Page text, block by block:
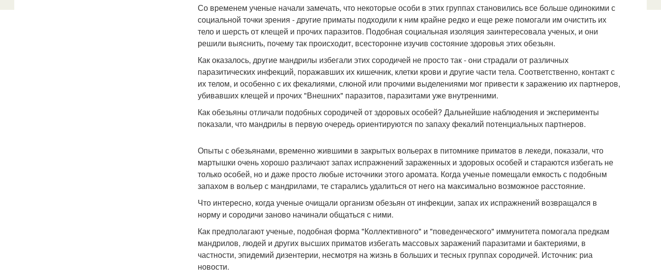
Со временем ученые начали замечать, что некоторые особи в этих группах становились все больше одинокими с
социальной точки зрения - другие приматы подходили к ним крайне редко и еще реже помогали им очистить их
тело и шерсть от клещей и прочих паразитов. Подобная социальная изоляция заинтересовала ученых, и они
решили выяснить, почему так происходит, всесторонне изучив состояние здоровья этих обезьян.
Как оказалось, другие мандрилы избегали этих сородичей не просто так - они страдали от различных
паразитических инфекций, поражавших их кишечник, клетки крови и другие части тела. Соответственно, контакт с
их телом, и особенно с их фекалиями, слюной или прочими выделениями мог привести к заражению их партнеров,
убивавших клещей и прочих "Внешних" паразитов, паразитами уже внутренними.
Как обезьяны отличали подобных сородичей от здоровых особей? Дальнейшие наблюдения и эксперименты
показали, что мандрилы в первую очередь ориентируются по запаху фекалий потенциальных партнеров.
Опыты с обезьянами, временно жившими в закрытых вольерах в питомнике приматов в лекеди, показали, что
мартышки очень хорошо различают запах испражнений зараженных и здоровых особей и стараются избегать не
только особей, но и даже просто любые источники этого аромата. Когда ученые помещали емкость с подобным
запахом в вольер с мандрилами, те старались удалиться от него на максимально возможное расстояние.
Что интересно, когда ученые очищали организм обезьян от инфекции, запах их испражнений возвращался в
норму и сородичи заново начинали общаться с ними.
Как предполагают ученые, подобная форма "Коллективного" и "поведенческого" иммунитета помогала предкам
мандрилов, людей и других высших приматов избегать массовых заражений паразитами и бактериями, в
частности, эпидемий дизентерии, несмотря на жизнь в больших и тесных группах сородичей. Источник: риа
новости.